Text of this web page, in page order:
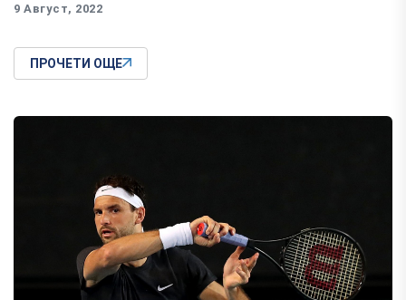
9 Август, 2022
ПРОЧЕТИ ОЩЕ